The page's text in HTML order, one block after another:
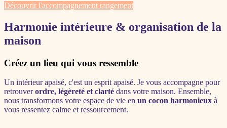
Découvrir l'accompagnement rangement
Harmonie intérieure & organisation de la
maison
Créez un lieu qui vous ressemble
Un intérieur apaisé, c'est un esprit apaisé. Je vous accompagne pour
retrouverordre, légèreté et clarté dans votre maison. Ensemble,
nous transformons votre espace de vie en un cocon harmonieux à
vous ressentez calme et ressourcement.